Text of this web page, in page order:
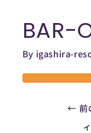
BAR-
By igashira-
Post
← 前